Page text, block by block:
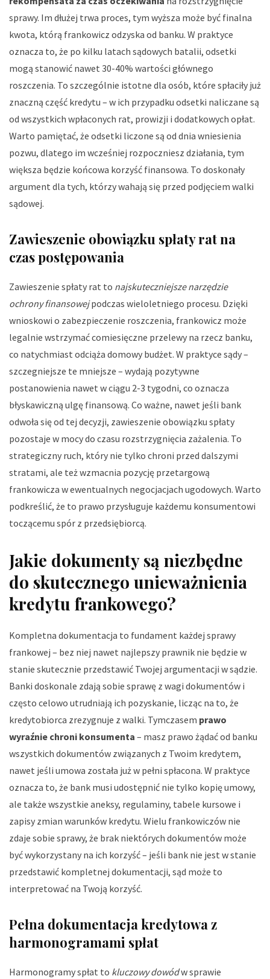
sprawy. Im dłużej trwa proces, tym wyższa może być finalna
kwota, którą frankowicz odzyska od banku. W praktyce
oznacza to, że po kilku latach sądowych batalii, odsetki
mogą stanowić nawet 30-40% wartości głównego
roszczenia. To szczególnie istotne dla osób, które spłaciły już
znaczną część kredytu – w ich przypadku odsetki naliczane są
od wszystkich wpłaconych rat, prowizji i dodatkowych opłat.
Warto pamiętać, że odsetki liczone są od dnia wniesienia
pozwu, dlatego im wcześniej rozpoczniesz działania, tym
większa będzie końcowa korzyść finansowa. To doskonały
argument dla tych, którzy wahają się przed podjęciem walki
sądowej.
Zawieszenie obowiązku spłaty rat na
czas postępowania
Zawieszenie spłaty rat to najskuteczniejsze narzędzie
ochrony finansowejpodczas wieloletniego procesu. Dzięki
wnioskowi o zabezpieczenie roszczenia, frankowicz może
legalnie wstrzymać comiesięczne przelewy na rzecz banku,
co natychmiast odciąża domowy budżet. W praktyce sądy –
szczegniejsze te mniejsze – wydają pozytywne
postanowienia nawet w ciągu 2-3 tygodni, co oznacza
błyskawiczną ulgę finansową. Co ważne, nawet jeśli bank
odwoła się od tej decyzji, zawieszenie obowiązku spłaty
pozostaje w mocy do czasu rozstrzygnięcia zażalenia. To
strategiczny ruch, który nie tylko chroni przed dalszymi
stratami, ale też wzmacnia pozycję przetargową
frankowicza w ewentualnych negocjacjach ugodowych. Warto
podkreślić, że to prawo przysługuje każdemu konsumentowi
toczącemu spór z przedsiębiorcą.
Jakie dokumenty są niezbędne
do skutecznego unieważnienia
kredytu frankowego?
Kompletna dokumentacja to fundament każdej sprawy
frankowej – bez niej nawet najlepszy prawnik nie będzie w
stanie skutecznie przedstawić Twojej argumentacji w sądzie.
Banki doskonale zdają sobie sprawę z wagi dokumentów i
często celowo utrudniają ich pozyskanie, licząc na to, że
kredytobiorca zrezygnuje z walki. Tymczasem prawo
wyraźnie chroni konsumenta – masz prawo żądać od banku
wszystkich dokumentów związanych z Twoim kredytem,
nawet jeśli umowa została już w pełni spłacona. W praktyce
oznacza to, że bank musi udostępnić nie tylko kopię umowy,
ale także wszystkie aneksy, regulaminy, tabele kursowe i
zapisy zmian warunków kredytu. Wielu frankowiczów nie
zdaje sobie sprawy, że brak niektórych dokumentów może
być wykorzystany na ich korzyść – jeśli bank nie jest w stanie
przedstawić kompletnej dokumentacji, sąd może to
interpretować na Twoją korzyść.
Pełna dokumentacja kredytowa z
harmonogramami spłat
Harmonogramy spłat to kluczowy dowódw sprawie